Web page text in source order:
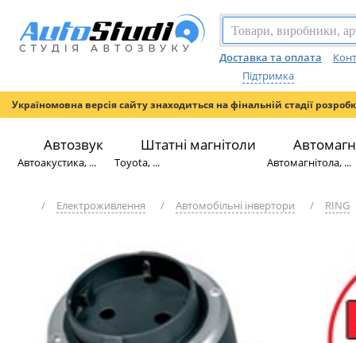
Доставка та оплата
Підтримка
Україномовна версія сайту знаходиться на фінальній стадії
Автозвук
Автоакустика, ...
Штатні магнітоли
Toyota, ... Автомагнітола, ...
/ Електроживлення / Автомобільні інвертори / RING